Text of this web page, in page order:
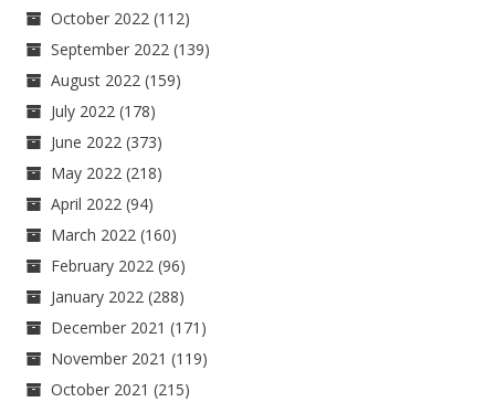
October 2022 (112)
September 2022 (139)
August 2022 (159)
July 2022 (178)
June 2022 (373)
May 2022 (218)
April 2022 (94)
March 2022 (160)
February 2022 (96)
January 2022 (288)
December 2021 (171)
November 2021 (119)
October 2021 (215)